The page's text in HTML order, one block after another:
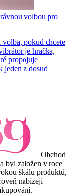
volbou pro
pokud chcete
je hračka,
propojuje
jeden z dosud
Obchod
byl založen v roce
škálu produktů,
nabízejí